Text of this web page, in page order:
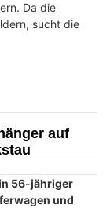
Da die
sucht die
auf
56-jähriger
und